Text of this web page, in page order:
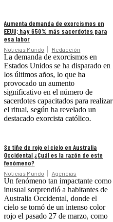
Aumenta demanda de exorcismos en
EEUU; hay 650% más sacerdotes para
esa labor
Noticias Mundo Redacción
La demanda de exorcismos en
Estados Unidos se ha disparado en
los últimos años, lo que ha
provocado un aumento
significativo en el número de
sacerdotes capacitados para realizar
el ritual, según ha revelado un
destacado exorcista católico.
Se tiñe de rojo el cielo en Australia
Occidental ¿Cuál es la razón de este
fenómeno?
Noticias Mundo Agencias
Un fenómeno tan impactante como
inusual sorprendió a habitantes de
Australia Occidental, donde el
cielo se tornó de un intenso color
rojo el pasado 27 de marzo, como